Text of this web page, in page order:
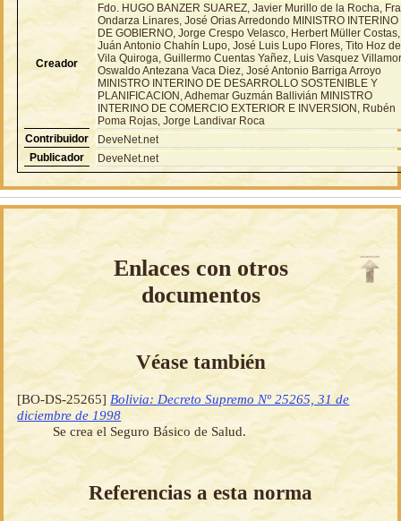
Creador
Fdo. HUGO BANZER SUAREZ, Javier Murillo de la Rocha,
Ondarza Linares, José Orias Arredondo MINISTRO INTERINO
DE GOBIERNO, Jorge Crespo Velasco, Herbert Müller Costas,
Juán Antonio Chahín Lupo, José Luis Lupo Flores, Tito Hoz de
Vila Quiroga, Guillermo Cuentas Yañez, Luis Vasquez
Oswaldo Antezana Vaca Diez, José Antonio Barriga Arroyo
MINISTRO INTERINO DE DESARROLLO SOSTENIBLE Y
PLANIFICACION, Adhemar Guzmán Ballivián MINISTRO
INTERINO DE COMERCIO EXTERIOR E INVERSION, Rubén
Poma Rojas, Jorge Landivar Roca
Contribuidor
DeveNet.net
Publicador
DeveNet.net
Enlaces con otros
documentos
Véase también
[BO-DS-25265] Bolivia: Decreto Supremo Nº 25265, 31 de
diciembre de 1998
Se crea el Seguro Básico de Salud.
Referencias a esta norma